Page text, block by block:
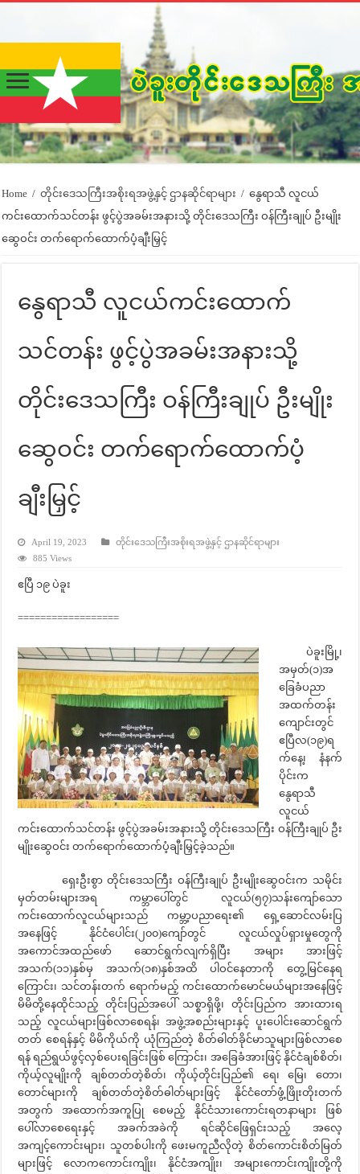
Home / တိုင်းဒေသကြီးအစိုးရအဖွဲ့နှင့် ဌာနဆိုင်ရာများ / နွေရာသီ လူငယ်
ကင်းထောက်သင်တန်း ဖွင့်ပွဲအခမ်းအနားသို့ တိုင်းဒေသကြီး ဝန်ကြီးချုပ် ဦးမျိုး
ဆွေဝင်း တက်ရောက်ထောက်ပံ့ချီးမြှင့်
နွေရာသီ လူငယ်ကင်းထောက်
သင်တန်း ဖွင့်ပွဲအခမ်းအနားသို့
တိုင်းဒေသကြီး ဝန်ကြီးချုပ် ဦးမျိုး
ဆွေဝင်း တက်ရောက်ထောက်ပံ့
ချီးမြှင့်
April 19, 2023
တိုင်းဒေသကြီးအစိုးရအဖွဲ့နှင့် ဌာနဆိုင်ရာများ
885 Views
ဧပြီ ၁၉ ပဲခူး
==================
ပဲခူးမြို့၊
အမှတ်(၁)အ
ခြေခံပညာ
အထက်တန်း
ကျောင်းတွင်
ဧပြီလ(၁၉)ရ
က်နေ့၊ နံနက်
ပိုင်းက
နွေရာသီ
လူငယ်
ကင်းထောက်သင်တန်း ဖွင့်ပွဲအခမ်းအနားသို့ တိုင်းဒေသကြီး ဝန်ကြီးချုပ် ဦး
မျိုးဆွေဝင်း တက်ရောက်ထောက်ပံ့ချီးမြှင့်ခဲ့သည်။
ရှေးဦးစွာ တိုင်းဒေသကြီး ဝန်ကြီးချုပ် ဦးမျိုးဆွေဝင်းက သမိုင်း
မှတ်တမ်းများအရ ကမ္ဘာပေါ်တွင် လူငယ်(၅၇)သန်းကျော်သော
ကင်းထောက်လူငယ်များသည် ကမ္ဘာ့ပညာရေး၏ ရှေ့ဆောင်လမ်းပြ
အနေဖြင့် နိုင်ငံပေါင်း(၂၀၀)ကျော်တွင် လူငယ်လှုပ်ရှားမှုတွေကို
အကောင်အထည်ဖော် ဆောင်ရွက်လျက်ရှိပြီး အများ အားဖြင့်
အသက်(၁၁)နှစ်မှ အသက်(၁၈)နှစ်အထိ ပါဝင်နေတာကို တွေ့မြင်နေရ
ကြောင်း၊ သင်တန်းတက် ရောက်မည့် ကင်းထောက်မောင်မယ်များအနေဖြင့်
မိမိတို့နေထိုင်သည့် တိုင်းပြည်အပေါ် သစ္စာရှိဖို့၊ တိုင်းပြည်က အားထားရ
သည့် လူငယ်များဖြစ်လာစေရန်၊ အဖွဲ့အစည်းများနှင့် ပူးပေါင်းဆောင်ရွက်
တတ် စေရန်နှင့် မိမိကိုယ်ကို ယုံကြည်တဲ့ စိတ်ဓါတ်ခိုင်မာသူများဖြစ်လာစေ
ရန် ရည်ရွယ်ဖွင့်လှစ်ပေးရခြင်းဖြစ် ကြောင်း၊ အခြေခံအားဖြင့် နိုင်ငံချစ်စိတ်၊
ကိုယ့်လူမျိုးကို ချစ်တတ်တဲ့စိတ်၊ ကိုယ့်တိုင်းပြည်၏ ရေ၊ မြေ၊ တော၊
တောင်များကို ချစ်တတ်တဲ့စိတ်ဓါတ်များဖြင့် နိုင်ငံတော်ဖွံ့ဖြိုးတိုးတက်
အတွက် အထောက်အကူပြု စေမည့် နိုင်ငံသားကောင်းရတနာများ ဖြစ်
ပေါ်လာစေရေးနှင့် အခက်အခဲကို ရင်ဆိုင်ဖြေရှင်းသည့် အလေ့
အကျင့်ကောင်းများ၊ သူတစ်ပါးကို ဖေးမကူညီလိုတဲ့ စိတ်ကောင်းစိတ်မြတ်
များဖြင့် လောကကောင်းကျိုး၊ နိုင်ငံအကျိုး၊ အများကောင်းကျိုးတို့ကို